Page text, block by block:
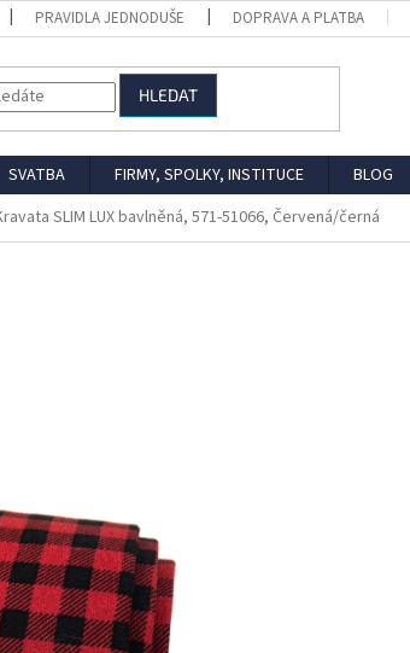
PRAVIDLA JEDNODUŠE DOPRAVA A PLATBA
HLEDAT
SVATBA FIRMY, SPOLKY, INSTITUCE
BLOG
SLIM LUX bavlněná, 571-51066, Červená/černá